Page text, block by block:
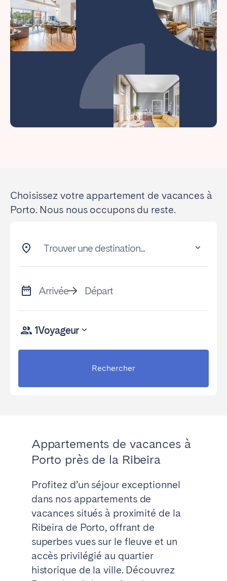
Choisissez votre appartement de vacances à
Porto. Nous nous occupons du reste.
Trouver une destination...
Arrivée Départ
1Voyageur
Rechercher
Appartements de vacances à
Porto près de la Ribeira
Profitez d’un séjour exceptionnel
dans nos appartements de
vacances situés à proximité de la
Ribeira de Porto, offrant de
superbes vues sur le fleuve et un
accès privilégié au quartier
historique de la ville. Découvrez